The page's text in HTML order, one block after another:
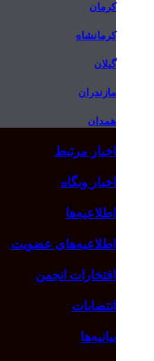
کرمان
کرمانشاه
گیلان
مازندران
همدان
اخبار مرتبط
اخبار وبگاه
اطلاعیه‌ها
اطلاعیه‌های عضویت
افتخارات انجمن
انتصابات
بیانیه‌ها